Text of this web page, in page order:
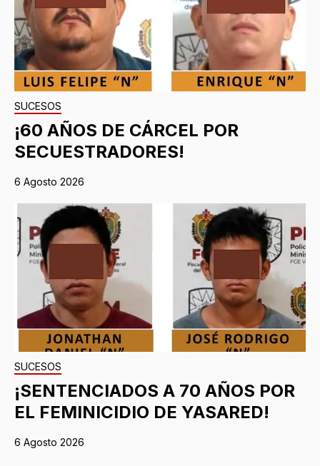
SUCESOS
¡60 AÑOS DE CÁRCEL POR
SECUESTRADORES!
6 Agosto 2026
SUCESOS
¡SENTENCIADOS A 70 AÑOS POR
EL FEMINICIDIO DE YASARED!
6 Agosto 2026